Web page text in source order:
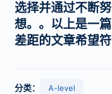
选择并通过不断
想。。以上是一
差距的文章希望
分类： A-level